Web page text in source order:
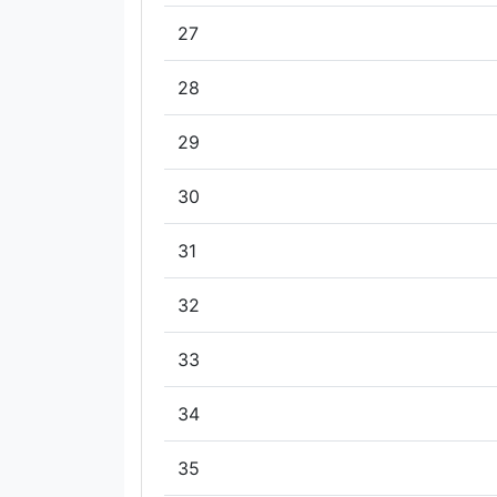
27
28
29
30
31
32
33
34
35